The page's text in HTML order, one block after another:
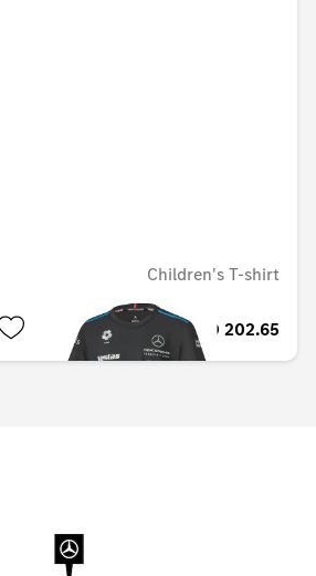
Children's T-shirt
AED 202.65